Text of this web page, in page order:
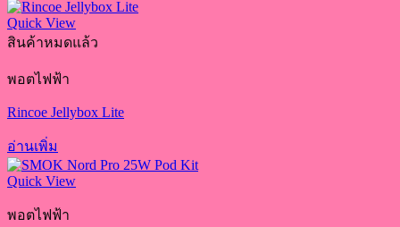
Quick View
สินค้าหมดแล้ว
พอตไฟฟ้า
Rincoe Jellybox Lite
อ่านเพิ่ม
Quick View
พอตไฟฟ้า